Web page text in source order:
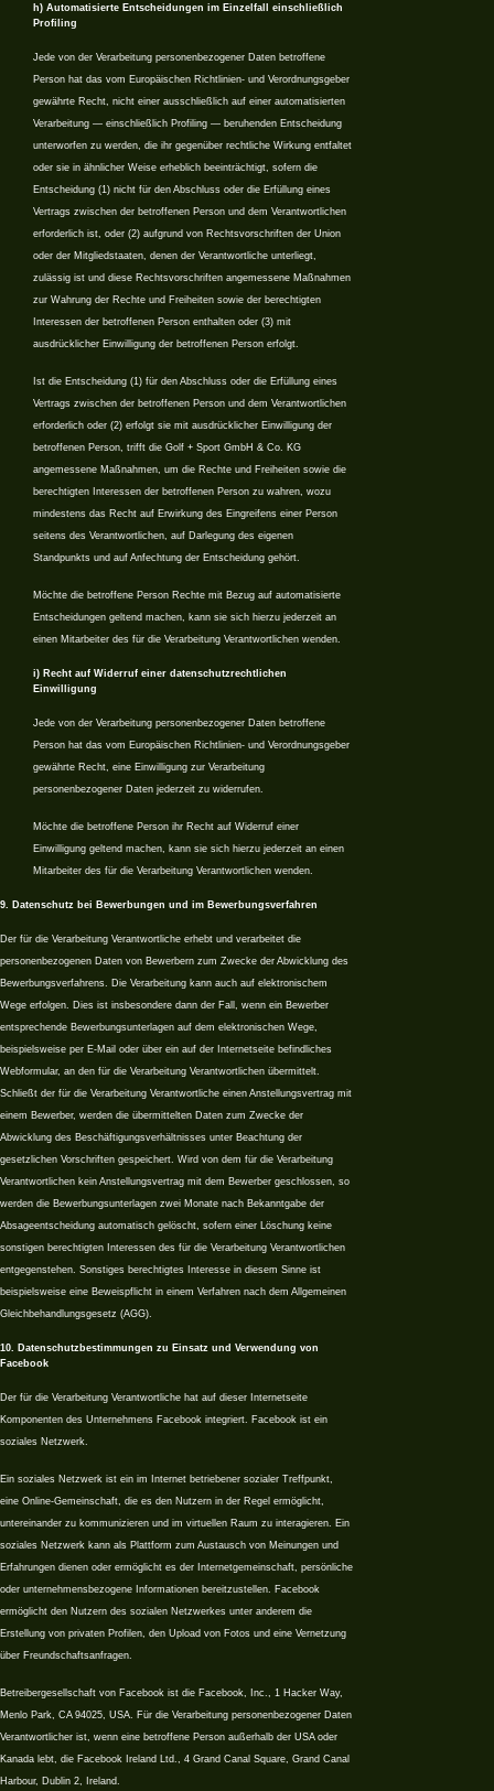
h) Automatisierte Entscheidungen im Einzelfall einschließlich
Profiling
Jede von der Verarbeitung personenbezogener Daten betroffene
Person hat das vom Europäischen Richtlinien- und Verordnungsgeber
gewährte Recht, nicht einer ausschließlich auf einer automatisierten
Verarbeitung — einschließlich Profiling — beruhenden Entscheidung
unterworfen zu werden, die ihr gegenüber rechtliche Wirkung entfaltet
oder sie in ähnlicher Weise erheblich beeinträchtigt, sofern die
Entscheidung (1) nicht für den Abschluss oder die Erfüllung eines
Vertrags zwischen der betroffenen Person und dem Verantwortlichen
erforderlich ist, oder (2) aufgrund von Rechtsvorschriften der Union
oder der Mitgliedstaaten, denen der Verantwortliche unterliegt,
zulässig ist und diese Rechtsvorschriften angemessene Maßnahmen
zur Wahrung der Rechte und Freiheiten sowie der berechtigten
Interessen der betroffenen Person enthalten oder (3) mit
ausdrücklicher Einwilligung der betroffenen Person erfolgt.
Ist die Entscheidung (1) für den Abschluss oder die Erfüllung eines
Vertrags zwischen der betroffenen Person und dem Verantwortlichen
erforderlich oder (2) erfolgt sie mit ausdrücklicher Einwilligung der
betroffenen Person, trifft die Golf + Sport GmbH & Co. KG
angemessene Maßnahmen, um die Rechte und Freiheiten sowie die
berechtigten Interessen der betroffenen Person zu wahren, wozu
mindestens das Recht auf Erwirkung des Eingreifens einer Person
seitens des Verantwortlichen, auf Darlegung des eigenen
Standpunkts und auf Anfechtung der Entscheidung gehört.
Möchte die betroffene Person Rechte mit Bezug auf automatisierte
Entscheidungen geltend machen, kann sie sich hierzu jederzeit an
einen Mitarbeiter des für die Verarbeitung Verantwortlichen wenden.
i) Recht auf Widerruf einer datenschutzrechtlichen
Einwilligung
Jede von der Verarbeitung personenbezogener Daten betroffene
Person hat das vom Europäischen Richtlinien- und Verordnungsgeber
gewährte Recht, eine Einwilligung zur Verarbeitung
personenbezogener Daten jederzeit zu widerrufen.
Möchte die betroffene Person ihr Recht auf Widerruf einer
Einwilligung geltend machen, kann sie sich hierzu jederzeit an einen
Mitarbeiter des für die Verarbeitung Verantwortlichen wenden.
9. Datenschutz bei Bewerbungen und im Bewerbungsverfahren
Der für die Verarbeitung Verantwortliche erhebt und verarbeitet die
personenbezogenen Daten von Bewerbern zum Zwecke der Abwicklung des
Bewerbungsverfahrens. Die Verarbeitung kann auch auf elektronischem
Wege erfolgen. Dies ist insbesondere dann der Fall, wenn ein Bewerber
entsprechende Bewerbungsunterlagen auf dem elektronischen Wege,
beispielsweise per E-Mail oder über ein auf der Internetseite befindliches
Webformular, an den für die Verarbeitung Verantwortlichen übermittelt.
Schließt der für die Verarbeitung Verantwortliche einen Anstellungsvertrag mit
einem Bewerber, werden die übermittelten Daten zum Zwecke der
Abwicklung des Beschäftigungsverhältnisses unter Beachtung der
gesetzlichen Vorschriften gespeichert. Wird von dem für die Verarbeitung
Verantwortlichen kein Anstellungsvertrag mit dem Bewerber geschlossen, so
werden die Bewerbungsunterlagen zwei Monate nach Bekanntgabe der
Absageentscheidung automatisch gelöscht, sofern einer Löschung keine
sonstigen berechtigten Interessen des für die Verarbeitung Verantwortlichen
entgegenstehen. Sonstiges berechtigtes Interesse in diesem Sinne ist
beispielsweise eine Beweispflicht in einem Verfahren nach dem Allgemeinen
Gleichbehandlungsgesetz (AGG).
10. Datenschutzbestimmungen zu Einsatz und Verwendung von
Facebook
Der für die Verarbeitung Verantwortliche hat auf dieser Internetseite
Komponenten des Unternehmens Facebook integriert. Facebook ist ein
soziales Netzwerk.
Ein soziales Netzwerk ist ein im Internet betriebener sozialer Treffpunkt,
eine Online-Gemeinschaft, die es den Nutzern in der Regel ermöglicht,
untereinander zu kommunizieren und im virtuellen Raum zu interagieren. Ein
soziales Netzwerk kann als Plattform zum Austausch von Meinungen und
Erfahrungen dienen oder ermöglicht es der Internetgemeinschaft, persönliche
oder unternehmensbezogene Informationen bereitzustellen. Facebook
ermöglicht den Nutzern des sozialen Netzwerkes unter anderem die
Erstellung von privaten Profilen, den Upload von Fotos und eine Vernetzung
über Freundschaftsanfragen.
Betreibergesellschaft von Facebook ist die Facebook, Inc., 1 Hacker Way,
Menlo Park, CA 94025, USA. Für die Verarbeitung personenbezogener Daten
Verantwortlicher ist, wenn eine betroffene Person außerhalb der USA oder
Kanada lebt, die Facebook Ireland Ltd., 4 Grand Canal Square, Grand Canal
Harbour, Dublin 2, Ireland.